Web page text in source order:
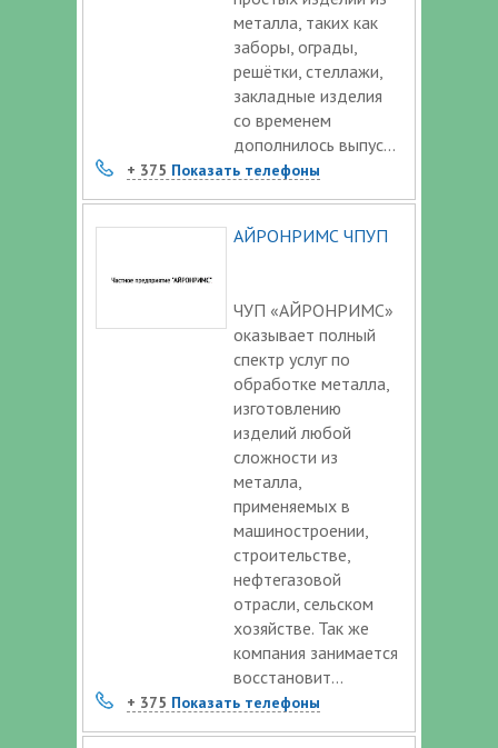
металла, таких как
заборы, ограды,
решётки, стеллажи,
закладные изделия
со временем
дополнилось выпус...
+ 375 Показать телефоны
АЙРОНРИМС ЧПУП
ЧУП «АЙРОНРИМС»
оказывает полный
спектр услуг по
обработке металла,
изготовлению
изделий любой
сложности из
металла,
применяемых в
машиностроении,
строительстве,
нефтегазовой
отрасли, сельском
хозяйстве. Так же
компания занимается
восстановит...
+ 375 Показать телефоны